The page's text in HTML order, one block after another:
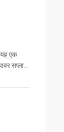
यह एक
सप्लाई